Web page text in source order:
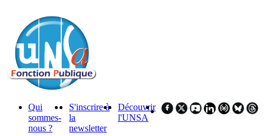
Qui
sommes-
nous ?
S'inscrire à
la
newsletter
Découvrir
l'UNSA